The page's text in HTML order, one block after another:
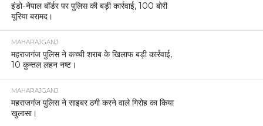
इंडो-नेपाल बॉर्डर पर पुलिस की बड़ी कार्रवाई, 100 बोरी
यूरिया बरामद।
MAHARAJGANJ
महराजगंज पुलिस ने कच्ची शराब के खिलाफ बड़ी कार्रवाई,
10 कुन्तल लहन नष्ट।
MAHARAJGANJ
महराजगंज पुलिस ने साइबर ठगी करने वाले गिरोह का किया
खुलासा।